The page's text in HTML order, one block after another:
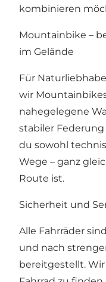
kombinieren
Mountainbike –
im Gelände
Für
wir
nahegelegene
stabiler
du sowohl
Wege – ganz
Route ist.
Sicherheit und
Alle Fahrräder
und nach
bereitgestellt.